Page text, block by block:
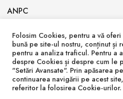
ANPC
© 2026 Inlemnit
Folosim Cookies, pentru a vă
bună pe site-ul nostru, conținut și
pentru a analiza traficul. Pentru a
despre Cookies și despre cum le
"Setări Avansate". Prin apăsarea
continuarea navigării pe acest
referitor la folosirea Cookie-urilor.